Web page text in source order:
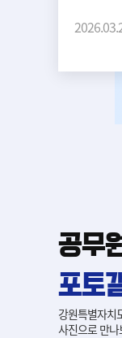
이경희...
공무
포토
강원특별자치
사진으로 만나